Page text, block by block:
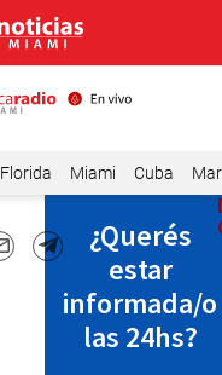
Florida Miami Cuba
¿Querés
estar
informada/o
las 24hs?